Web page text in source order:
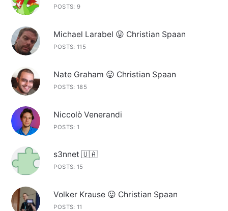
POSTS: 9
Michael Larabel 😛 Christian Spaan
POSTS: 115
Nate Graham 😛 Christian Spaan
POSTS: 185
Niccolò Venerandi
POSTS: 1
s3nnet 🇺🇦
POSTS: 15
Volker Krause 😛 Christian Spaan
POSTS: 11